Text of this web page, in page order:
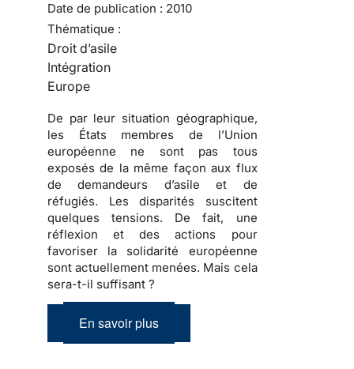
Date de publication : 2010
Thématique :
Droit d’asile
Intégration
Europe
De par leur situation géographique,
les États membres de l’Union
européenne ne sont pas tous
exposés de la même façon aux flux
de demandeurs d’asile et de
réfugiés. Les disparités suscitent
quelques tensions. De fait, une
réflexion et des actions pour
favoriser la solidarité européenne
sont actuellement menées. Mais cela
sera-t-il suffisant ?
En savoir plus